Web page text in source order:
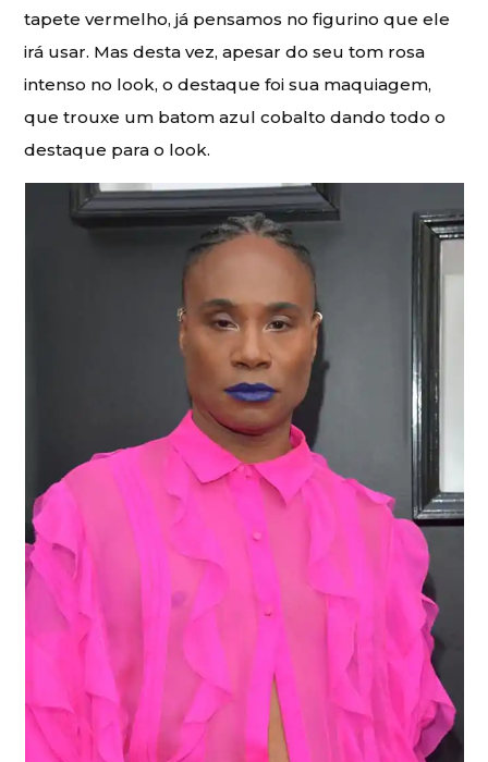
tapete vermelho, já pensamos no figurino que ele
irá usar. Mas desta vez, apesar do seu tom rosa
intenso no look, o destaque foi sua maquiagem,
que trouxe um batom azul cobalto dando todo o
destaque para o look.